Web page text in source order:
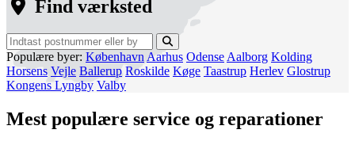
Find værksted
Populære byer: København Aarhus Odense Aalborg Kolding
Horsens Vejle Ballerup Roskilde Køge Taastrup Herlev Glostrup
Kongens Lyngby Valby
Mest populære service og reparationer